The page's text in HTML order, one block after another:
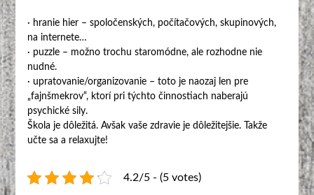
· hranie hier – spoločenských, počítačových, skupinových,
na internete…
· puzzle – možno trochu staromódne, ale rozhodne nie
nudné.
· upratovanie/organizovanie – toto je naozaj len pre
„fajnšmekrov“, ktorí pri týchto činnostiach naberajú
psychické sily.
Škola je dôležitá. Avšak vaše zdravie je dôležitejšie. Takže
učte sa a relaxujte!
4.2/5 - (5 votes)